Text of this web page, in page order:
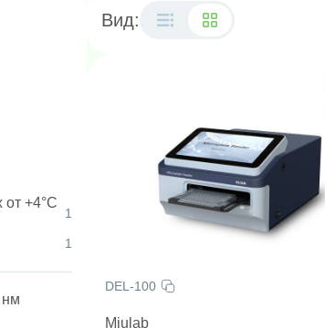
от +4°C
1
1
Вид:
DEL-100
Miulab